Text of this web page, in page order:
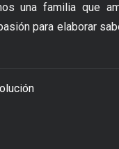
una familia que
para elaborar